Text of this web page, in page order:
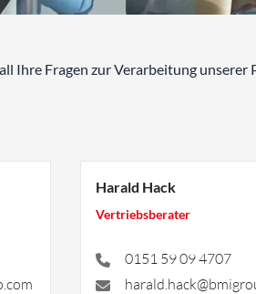
Ihre Fragen zur Verarbeitung
Harald Hack
Vertriebsberater
0151 59 09 4707